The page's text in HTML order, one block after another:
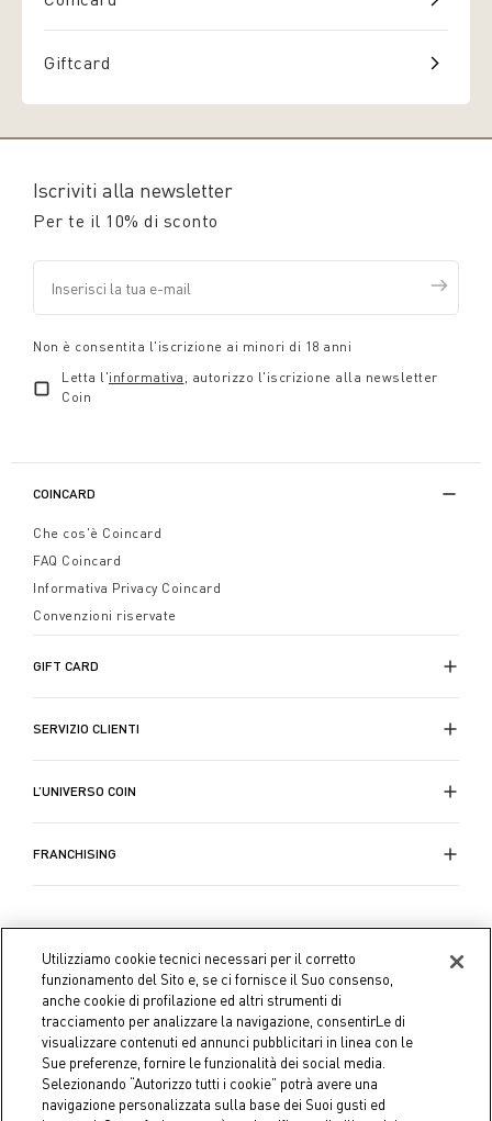
Giftcard
Iscriviti alla newsletter
Per te il 10% di sconto
Non è consentita l'iscrizione ai minori di 18 anni
Letta l'informativa , autorizzo l'iscrizione alla newsletter
Coin
COINCARD
Che cos'è Coincard
FAQ Coincard
Informativa Privacy Coincard
Convenzioni riservate
GIFT CARD
SERVIZIO CLIENTI
L’UNIVERSO COIN
FRANCHISING
Utilizziamo cookie tecnici necessari per il corretto
funzionamento del Sito e, se ci fornisce il Suo consenso,
anche cookie di profilazione ed altri strumenti di
tracciamento per analizzare la navigazione, consentirLe di
visualizzare contenuti ed annunci pubblicitari in linea con le
Sue preferenze, fornire le funzionalità dei social media.
Selezionando “Autorizzo tutti i cookie” potrà avere una
navigazione personalizzata sulla base dei Suoi gusti ed